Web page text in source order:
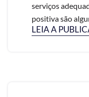
serviços
positiva são
LEIA A